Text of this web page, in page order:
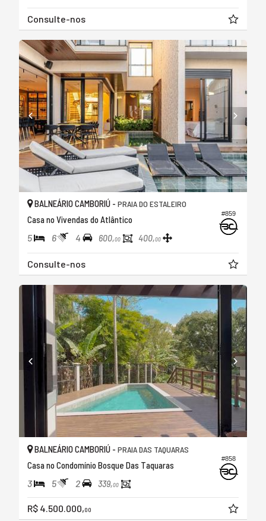
Consulte-nos
#859
BALNEÁRIO CAMBORIÚ - PRAIA DO ESTALEIRO
Casa no Vivendas do Atlântico
5 6 4 600,00 400,00
Consulte-nos
#858
BALNEÁRIO CAMBORIÚ - PRAIA DAS TAQUARAS
Casa no Condomínio Bosque Das Taquaras
3 5 2 339,00
R$ 4.500.000,00